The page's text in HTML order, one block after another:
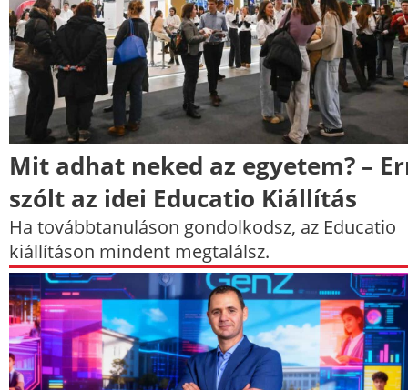
Mit adhat neked az egyetem? –
szólt az idei Educatio Kiállítás
Ha továbbtanuláson gondolkodsz, az Educatio
kiállításon mindent megtalálsz.